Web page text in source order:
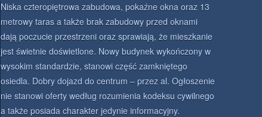
Niska czteropiętrowa zabudowa, pokaźne okna oraz 13
metrowy taras a także brak zabudowy przed oknami
dają poczucie przestrzeni oraz sprawiają, że mieszkanie
jest świetnie doświetlone. Nowy budynek wykończony w
wysokim standardzie, stanowi część zamkniętego
osiedla. Dobry dojazd do centrum – przez al. Ogłoszenie
nie stanowi oferty według rozumienia kodeksu cywilnego
a także posiada charakter jedynie informacyjny.